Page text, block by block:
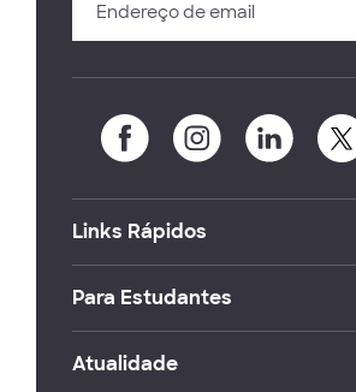
Links Rápidos
Para Estudantes
Atualidade